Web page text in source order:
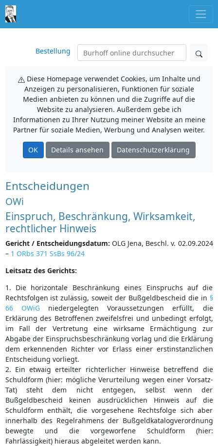
Bestellung
Diese Homepage verwendet Cookies, um Inhalte und
Anzeigen zu personalisieren, Funktionen für soziale
Medien anbieten zu können und die Zugriffe auf die
Website zu analysieren. Außerdem gebe ich
Informationen zu Ihrer Nutzung meiner Website an meine
Partner für soziale Medien, Werbung und Analysen weiter.
OK Details ansehen Datenschutzerklärung
Entscheidungen
OWi
Einspruch, Beschränkung, Wirksamkeit,
rechtlicher Hinweis
Gericht / Entscheidungsdatum: OLG Jena, Beschl. v. 02.09.2024
– 1 ORbs 371 SsBs 96/24
Leitsatz des Gerichts:
1. Die horizontale Beschränkung eines Einspruchs auf die
Rechtsfolgen ist zulässig, soweit der Bußgeldbescheid die in §
66 OWiGniedergelegten Voraussetzungen erfüllt, die
Erklärung des Betroffenen zweifelsfrei und unbedingt erfolgt,
im Fall der Vertretung eine wirksame Ermächtigung zur
Abgabe der Einspruchsbeschränkung vorlag und die Erklärung
dem erkennenden Richter vor Erlass einer erstinstanzlichen
Entscheidung vorliegt.
2. Ein etwaig erteilter richterlicher Hinweise betreffend die
Schuldform (hier: mögliche Verurteilung wegen einer Vorsatz-
Tat) steht dem nicht entgegen, selbst wenn der
Bußgeldbescheid keinen ausdrücklichen Hinweis auf die
Schuldform enthält, die vorgesehene Rechtsfolge sich aber
innerhalb des Regelrahmens der Bußgeldkatalogverordnung
bewegte und die vorgeworfene Schuldform (hier:
Fahrlässigkeit) hieraus abgeleitet werden kann.